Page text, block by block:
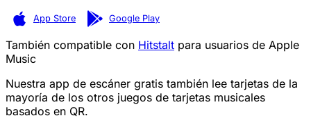
App Store Google Play
También compatible con Hitstalt para usuarios de Apple
Music
Nuestra app de escáner gratis también lee tarjetas de la
mayoría de los otros juegos de tarjetas musicales
basados en QR.